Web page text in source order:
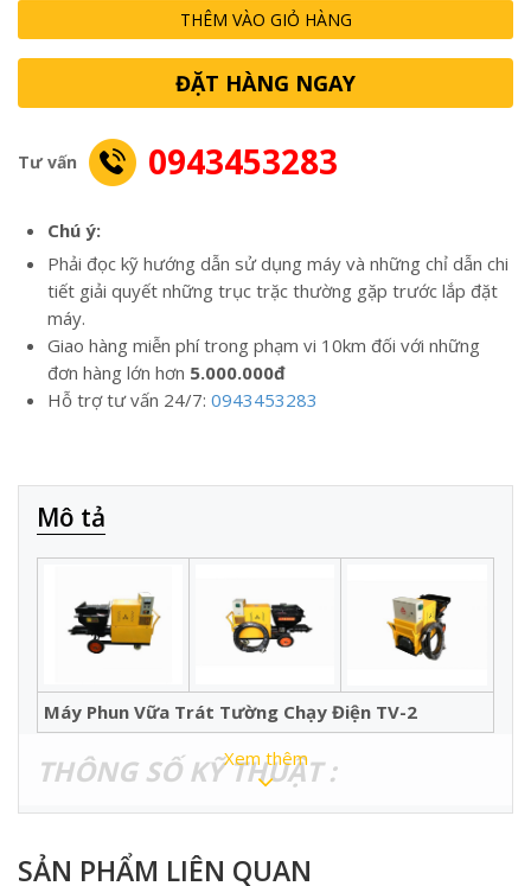
THÊM VÀO GIỎ HÀNG
ĐẶT HÀNG NGAY
Tư vấn 0943453283
Chú ý:
Phải đọc kỹ hướng dẫn sử dụng máy và những chỉ dẫn chi
tiết giải quyết những trục trặc thường gặp trước lắp đặt
máy.
Giao hàng miễn phí trong phạm vi 10km đối với những
đơn hàng lớn hơn 5.000.000đ
Hỗ trợ tư vấn 24/7: 0943453283
Mô tả
Máy Phun Vữa Trát Tường Chạy Điện TV-2
THÔNG SỐ KỸ THUẬT :
Xem thêm
SẢN PHẨM LIÊN QUAN